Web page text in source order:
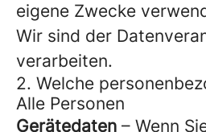
eigene Zwecke
Wir sind der
verarbeiten.
2. Welche
Alle Personen
Gerätedaten – Wenn